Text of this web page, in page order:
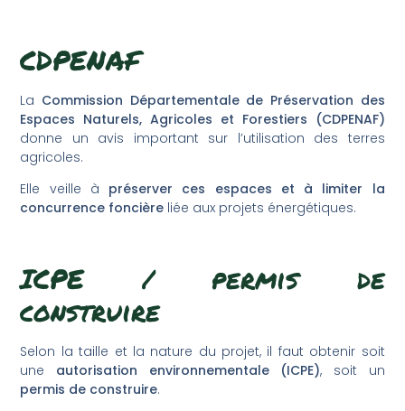
CDPENAF
La Commission Départementale de Préservation des
Espaces Naturels, Agricoles et Forestiers (CDPENAF)
donne un avis important sur l’utilisation des terres
agricoles.
Elle veille à préserver ces espaces et à limiter la
concurrence foncière liée aux projets énergétiques.
ICPE / permis de
construire
Selon la taille et la nature du projet, il faut obtenir soit
une autorisation environnementale (ICPE), soit un
permis de construire.